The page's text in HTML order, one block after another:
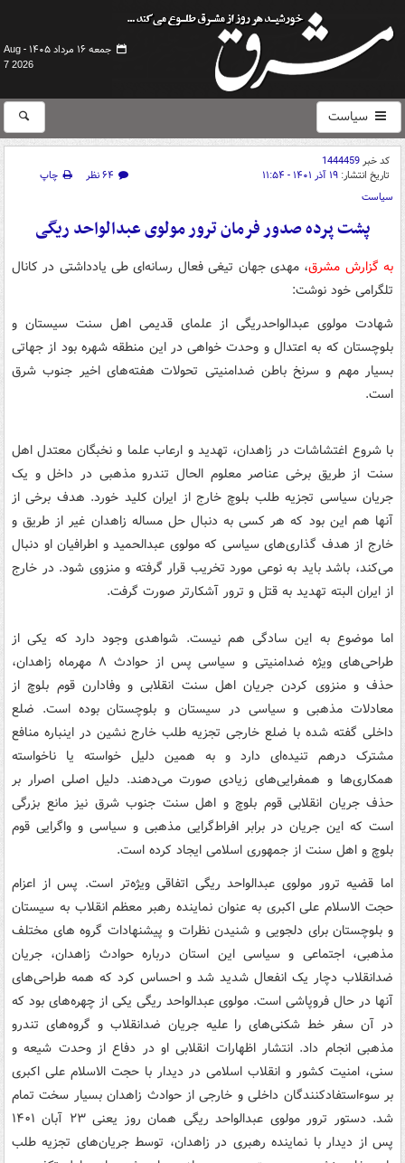
جمعه ۱۶ مرداد ۱۴۰۵ -
Aug
7 2026
سیاست
کد خبر1444459
تاریخ انتشار: ۱۹ آذر ۱۴۰۱ - ۱۱:۵۴ ۶۴ نظر
چاپ
سیاست
پشت پرده صدور فرمان ترور مولوی عبدالواحد ریگی
به گزارش مشرق، مهدی جهان تیغی فعال رسانه‌ای طی یادداشتی در کانال
تلگرامی خود نوشت:
شهادت مولوی عبدالواحدریگی از علمای قدیمی اهل سنت سیستان و
بلوچستان که به اعتدال و وحدت خواهی در این منطقه شهره بود از جهاتی
بسیار مهم و سرنخ باطن ضدامنیتی تحولات هفته‌های اخیر جنوب شرق
است.
با شروع اغتشاشات در زاهدان، تهدید و ارعاب علما و نخبگان معتدل اهل
سنت از طریق برخی عناصر معلوم الحال تندرو مذهبی در داخل و یک
جریان سیاسی تجزیه طلب بلوچ خارج از ایران کلید خورد. هدف برخی از
آنها هم این بود که هر کسی به دنبال حل مساله زاهدان غیر از طریق و
خارج از هدف گذاری‌های سیاسی که مولوی عبدالحمید و اطرافیان او دنبال
می‌کند، باشد باید به نوعی مورد تخریب قرار گرفته و منزوی شود. در خارج
از ایران البته تهدید به قتل و ترور آشکارتر صورت گرفت.
اما موضوع به این سادگی هم نیست. شواهدی وجود دارد که یکی از
طراحی‌های ویژه ضدامنیتی و سیاسی پس از حوادث ۸ مهرماه زاهدان،
حذف و منزوی کردن جریان اهل سنت انقلابی و وفادارن قوم بلوچ از
معادلات مذهبی و سیاسی در سیستان و بلوچستان بوده است. ضلع
داخلی گفته شده با ضلع خارجی تجزیه طلب خارج نشین در اینباره منافع
مشترک درهم تنیده‌ای دارد و به همین دلیل خواسته یا ناخواسته
همکاری‌ها و همفرایی‌های زیادی صورت می‌دهند. دلیل اصلی اصرار بر
حذف جریان انقلابی قوم بلوچ و اهل سنت جنوب شرق نیز مانع بزرگی
است که این جریان در برابر افراط‌گرایی مذهبی و سیاسی و واگرایی قوم
بلوچ و اهل سنت از جمهوری اسلامی ایجاد کرده است.
اما قضیه ترور مولوی عبدالواحد ریگی اتفاقی ویژه‌تر است. پس از اعزام
حجت الاسلام علی اکبری به عنوان نماینده رهبر معظم انقلاب به سیستان
و بلوچستان برای دلجویی و شنیدن نظرات و پیشنهادات گروه های مختلف
مذهبی، اجتماعی و سیاسی این استان درباره حوادث زاهدان، جریان
ضدانقلاب دچار یک انفعال شدید شد و احساس کرد که همه طراحی‌های
آنها در حال فروپاشی است. مولوی عبدالواحد ریگی یکی از چهره‌های بود که
در آن سفر خط شکنی‌های را علیه جریان ضدانقلاب و گروه‌های تندرو
مذهبی انجام داد. انتشار اظهارات انقلابی او در دفاع از وحدت شیعه و
سنی، امنیت کشور و انقلاب اسلامی در دیدار با حجت الاسلام علی اکبری
بر سوءاستفادکنندگان داخلی و خارجی از حوادث زاهدان بسیار سخت تمام
شد. دستور ترور مولوی عبدالواحد ریگی همان روز یعنی ۲۳ آبان ۱۴۰۱
پس از دیدار با نماینده رهبری در زاهدان، توسط جریان‌های تجزیه طلب